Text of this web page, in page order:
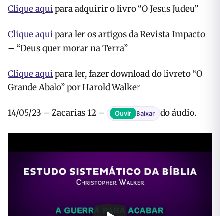
Clique aqui para adquirir o livro “O Jesus Judeu”
Clique aqui para ler os artigos da Revista Impacto
– “Deus quer morar na Terra”
Clique aqui para ler, fazer download do livreto “O
Grande Abalo” por Harold Walker
14/05/23 – Zacarias 12 – Ouvir Baixar do áudio.